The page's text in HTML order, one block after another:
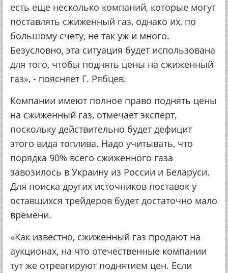
есть еще несколько компаний, которые могут
поставлять сжиженный газ, однако их, по
большому счету, не так уж и много.
Безусловно, эта ситуация будет использована
для того, чтобы поднять цены на сжиженный
газ», - поясняет Г. Рябцев.
Компании имеют полное право поднять цены
на сжиженный газ, отмечает эксперт,
поскольку действительно будет дефицит
этого вида топлива. Надо учитывать, что
порядка 90% всего сжиженного газа
завозилось в Украину из России и Беларуси.
Для поиска других источников поставок у
оставшихся трейдеров будет достаточно мало
времени.
«Как известно, сжиженный газ продают на
аукционах, на что отечественные компании
тут же отреагируют поднятием цен. Если